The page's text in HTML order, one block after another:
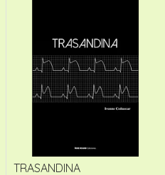
TRASANDINA